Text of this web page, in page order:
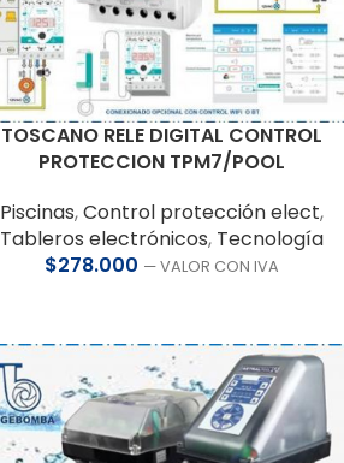
TOSCANO RELE DIGITAL CONTROL
PROTECCION TPM7/POOL
Piscinas,Control protección elect,
Tableros electrónicos, Tecnología
$278.000 — VALOR CON IVA